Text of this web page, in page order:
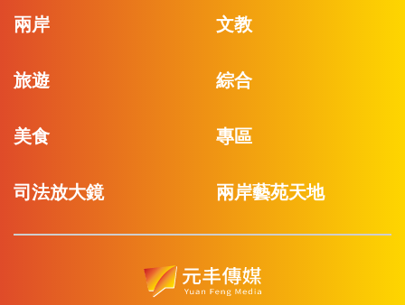
兩岸 文教
旅遊 綜合
美食 專區
司法放大鏡 兩岸藝苑天地